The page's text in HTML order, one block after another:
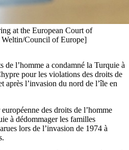
at the European Court of
Council of Europe]
de l’homme a condamné la Turquie à
pour les violations des droits de
après l’invasion du nord de l’île en
des droits de l’homme
à dédommager les familles
lors de l’invasion de 1974 à